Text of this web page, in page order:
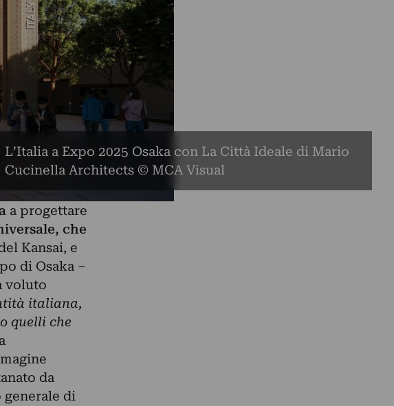
L’Italia a Expo 2025 Osaka con La Città Ideale di Mario
Cucinella Architects © MCA Visual
a progettare
che
Kansai, e
di Osaka –
voluto
italiana,
quelli che
da
generale di